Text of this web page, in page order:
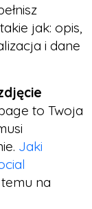
jak: opis,
i dane
to Twoja
Jaki
na